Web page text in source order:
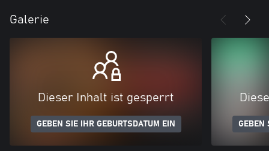
Galerie
Dieser Inhalt ist gesperrt
GEBEN SIE IHR GEBURTSDATUM EIN GEBEN